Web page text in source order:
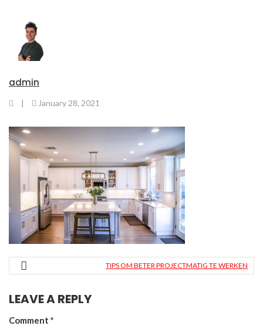
admin
| January 28, 2021
TIPS OM BETER PROJECTMATIG TE WERKEN
LEAVE A REPLY
Comment *